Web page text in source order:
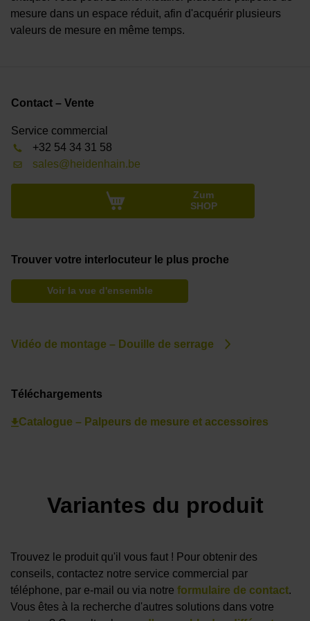
mesure dans un espace réduit, afin d'acquérir plusieurs
valeurs de mesure en même temps.
Contact – Vente
Service commercial
+32 54 34 31 58
sales@heidenhain.be
Zum
SHOP
Trouver votre interlocuteur le plus proche
Voir la vue d'ensemble
Vidéo de montage – Douille de serrage
Téléchargements
Catalogue – Palpeurs de mesure et accessoires
Variantes du produit
Trouvez le produit qu'il vous faut ! Pour obtenir des
conseils, contactez notre service commercial par
téléphone, par e-mail ou via notre formulaire de contact.
Vous êtes à la recherche d'autres solutions dans votre